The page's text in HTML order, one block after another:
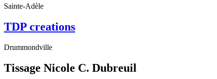
Sainte-Adèle
TDP creations
Drummondville
Tissage Nicole C. Dubreuil